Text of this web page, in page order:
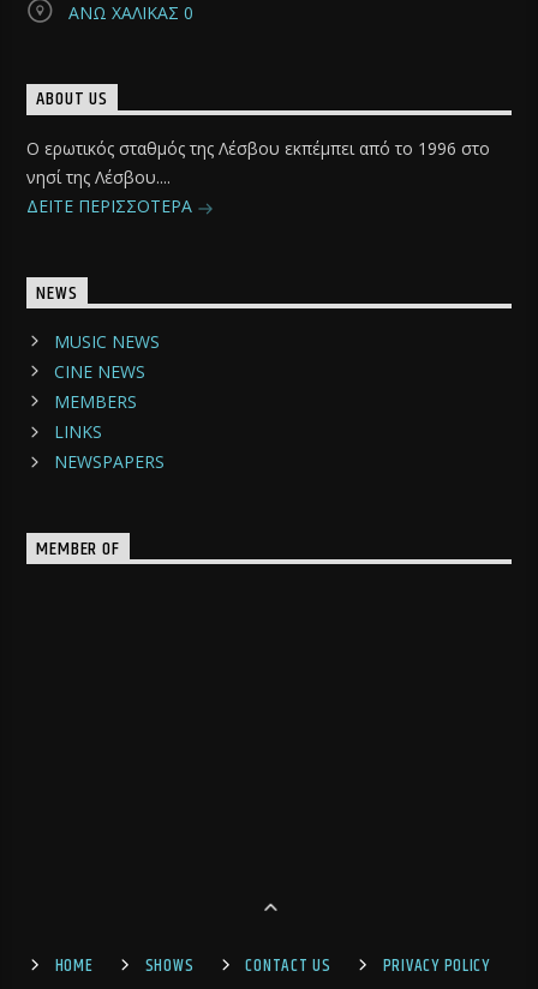
ΑΝΩ ΧΑΛΙΚΑΣ 0
ABOUT US
Ο ερωτικός σταθμός της Λέσβου εκπέμπει από το 1996 στο
νησί της Λέσβου....
ΔΕΙΤΕ ΠΕΡΙΣΣΟΤΕΡΑ
NEWS
MUSIC NEWS
CINE NEWS
MEMBERS
LINKS
NEWSPAPERS
MEMBER OF
HOME SHOWS CONTACT US PRIVACY POLICY